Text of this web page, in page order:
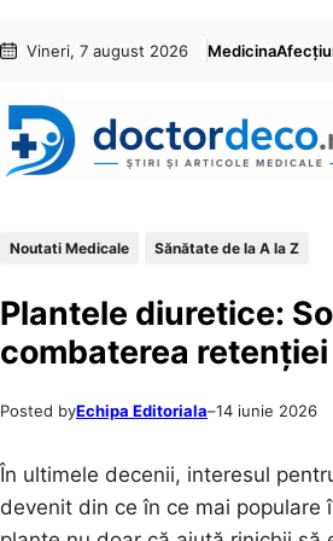
conținut
content
Vineri, 7 august 2026 Medicina
Noutati Medicale Sănătate de la A la Z
Plantele diuretice:
combaterea retenției
Posted byEchipa Editoriala–14 iunie 2026
În ultimele decenii, interesul
devenit din ce în ce mai populare